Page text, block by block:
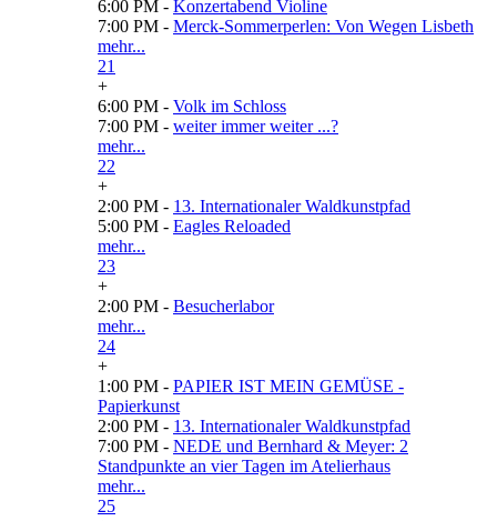
6:00 PM - Konzertabend Violine
7:00 PM - Merck-Sommerperlen: Von Wegen Lisbeth
mehr...
21
+
6:00 PM - Volk im Schloss
7:00 PM - weiter immer weiter ...?
mehr...
22
+
2:00 PM - 13. Internationaler Waldkunstpfad
5:00 PM - Eagles Reloaded
mehr...
23
+
2:00 PM - Besucherlabor
mehr...
24
+
1:00 PM - PAPIER IST MEIN GEMÜSE -
Papierkunst
2:00 PM - 13. Internationaler Waldkunstpfad
7:00 PM - NEDE und Bernhard & Meyer: 2
Standpunkte an vier Tagen im Atelierhaus
mehr...
25